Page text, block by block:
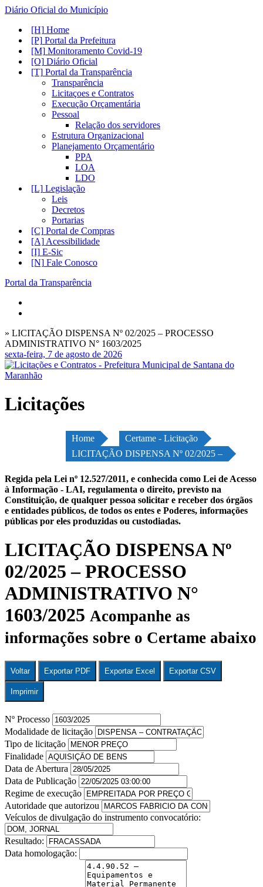
Diário Oficial do Município
Home
Portal da Prefeitura
Monitoramento Covid-19
Diário Oficial
Portal da Transparência
Transparência
Licitaçoes e Contratos
Execução Orçamentária
Pessoal
Relação dos servidores
Estrutura Organizacional
Planejamento Orçamentário
PPA
LOA
LDO
Legislação
Leis
Decretos
Portarias
Portal de Compras
Acessibilidade
E-Sic
Fale Conosco
Portal da Transparência
» LICITAÇÃO DISPENSA Nº 02/2025 – PROCESSO
ADMINISTRATIVO N° 1603/2025
sexta-feira, 7 de agosto de 2026
Licitações
Home
Certame - Licitação
LICITAÇÃO DISPENSA Nº 02/2025 –
Regida pela Lei nº 12.527/2011, e conhecida como Lei de Acesso
à Informação - LAI, regulamenta o direito, previsto na
Constituição, de qualquer pessoa solicitar e receber dos órgãos
e entidades públicos, de todos os entes e Poderes, informações
públicas por eles produzidas ou custodiadas.
LICITAÇÃO DISPENSA Nº
02/2025 – PROCESSO
ADMINISTRATIVO N°
1603/2025 Acompanhe as
informações sobre o Certame abaixo
Voltar Exportar PDF Exportar Excel Exportar CSV
Imprimir
Nº Processo
Modalidade de licitação
Tipo de licitação
Finalidade
Data de Abertura
Data de Publicação
Regime de execução
Autoridade que autorizou
Veículos de divulgação do instrumento convocatório:
Resultado:
Data homologação: